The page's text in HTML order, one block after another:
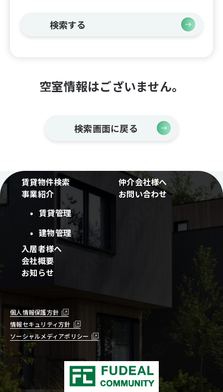
検索する
空室情報はございません。
検索画面に戻る
賃貸物件検索
事業紹介
賃貸管理
建物管理
入居者様へ
会社概要
お知らせ
仲介会社様へ
お問い合わせ
個人情報保護方針
ソーシャルメディアポリシー
情報セキュリティ方針